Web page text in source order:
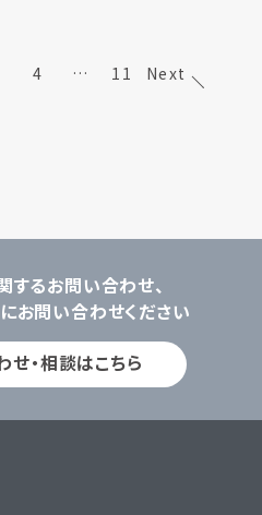
4 … 11 Next
するお問い合わせ、
お問い合わせください
せ・相談はこちら